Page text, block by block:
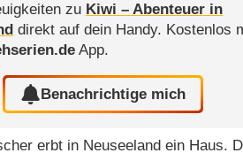
zu Kiwi – Abenteuer in
direkt auf dein Handy. Kostenlos
App.
Benachrichtige mich
erbt in Neuseeland ein Haus.